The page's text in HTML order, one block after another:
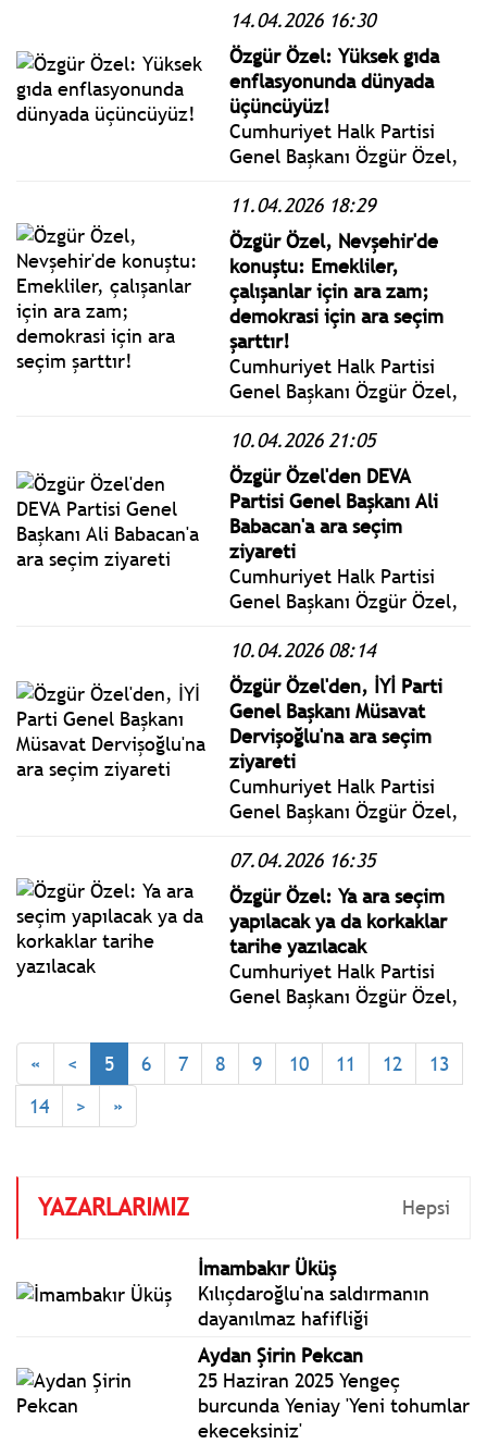
Merkez Kadın Kolları
Başkanlığınca düzenlenen
Ideathon Yarışması'na ilişkin
programa katıldı.
14.04.2026 16:30
Özgür Özel: Yüksek gıda
enflasyonunda dünyada
üçüncüyüz!
Cumhuriyet Halk Partisi
Genel Başkanı Özgür Özel,
Toplantısı’nda konuştu.
11.04.2026 18:29
Özgür Özel, Nevşehir'de
konuştu: Emekliler,
çalışanlar için ara zam;
demokrasi için ara seçim
şarttır!
Cumhuriyet Halk Partisi
Genel Başkanı Özgür Özel,
gerçekleştirilen Millet
İradesine Sahip Çıkıyor
Mitinginde konuştu.
10.04.2026 21:05
Özgür Özel'den DEVA
Partisi Genel Başkanı Ali
Babacan'a ara seçim
ziyareti
Cumhuriyet Halk Partisi
Genel Başkanı Özgür Özel,
Ali Babacan ile partisinin
genel merkezinde bir araya
geldi.
10.04.2026 08:14
Özgür Özel'den, İYİ Parti
Genel Başkanı Müsavat
Dervişoğlu'na ara seçim
ziyareti
Cumhuriyet Halk Partisi
Genel Başkanı Özgür Özel,
Müsavat Dervişoğlu ile İYİ
Parti Genel Merkezi’nde
bir araya geldi.
07.04.2026 16:35
Özgür Özel: Ya ara seçim
yapılacak ya da korkaklar
tarihe yazılacak
Cumhuriyet Halk Partisi
Genel Başkanı Özgür Özel,
Toplantısı’nda konuştu.
« < 5 6 7 8 9 10 11 12
13
14
> »
YAZARLARIMIZ Hepsi
İmambakır Üküş
Kılıçdaroğlu'na saldırmanın
dayanılmaz hafifliği
Aydan Şirin Pekcan
25 Haziran 2025 Yengeç
burcunda Yeniay 'Yeni tohumlar
ekeceksiniz'